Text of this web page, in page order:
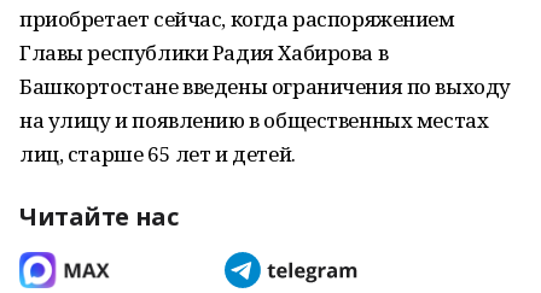
приобретает сейчас, когда распоряжением
Главы республики Радия Хабирова в
Башкортостане введены ограничения по выходу
на улицу и появлению в общественных местах
лиц, старше 65 лет и детей.
Читайте нас